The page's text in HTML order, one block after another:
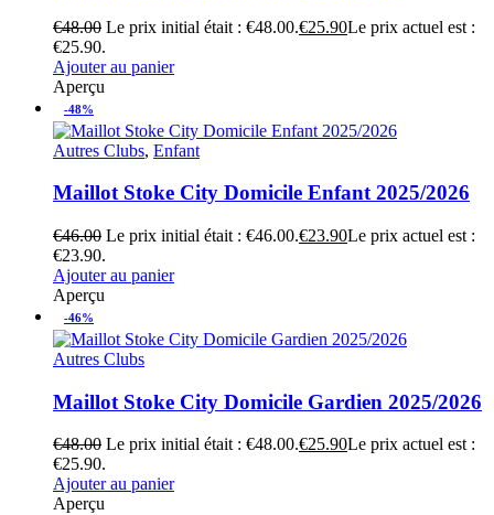
€48.00 Le prix initial était : €48.00.€25.90Le prix actuel est :
€25.90.
Ajouter au panier
Aperçu
-48%
Autres Clubs, Enfant
Maillot Stoke City Domicile Enfant 2025/2026
€46.00 Le prix initial était : €46.00.€23.90Le prix actuel est :
€23.90.
Ajouter au panier
Aperçu
-46%
Autres Clubs
Maillot Stoke City Domicile Gardien 2025/2026
€48.00 Le prix initial était : €48.00.€25.90Le prix actuel est :
€25.90.
Ajouter au panier
Aperçu